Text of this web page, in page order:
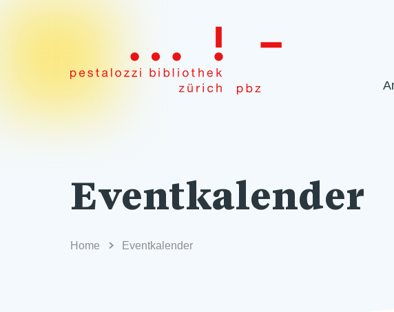
Eventkalender
Home Eventkalender